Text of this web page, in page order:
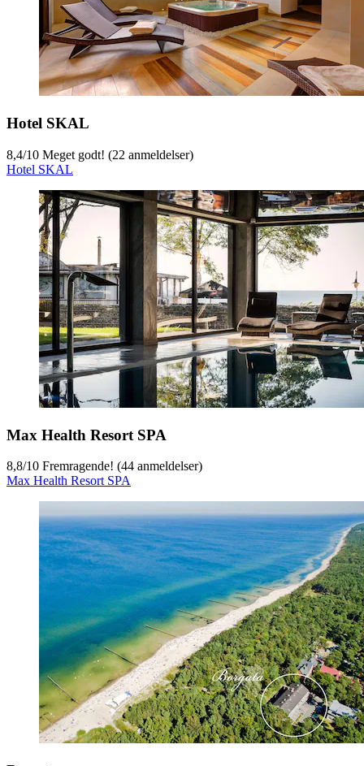
Hotel SKAL
8,4/10 Meget godt! (22 anmeldelser)
Hotel SKAL
Max Health Resort SPA
8,8/10 Fremragende! (44 anmeldelser)
Max Health Resort SPA